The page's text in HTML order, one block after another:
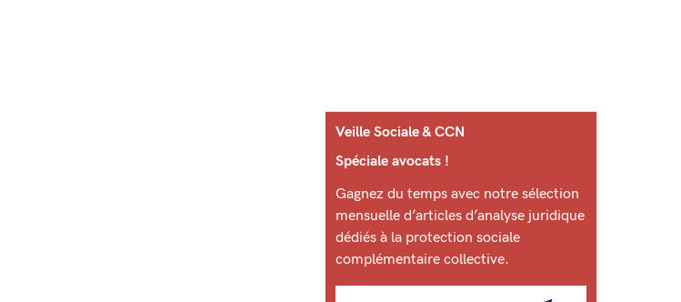
Veille Sociale & CCN
Spéciale avocats !
Gagnez du temps avec notre sélection
mensuelle d’articles d’analyse juridique
dédiés à la protection sociale
complémentaire collective.